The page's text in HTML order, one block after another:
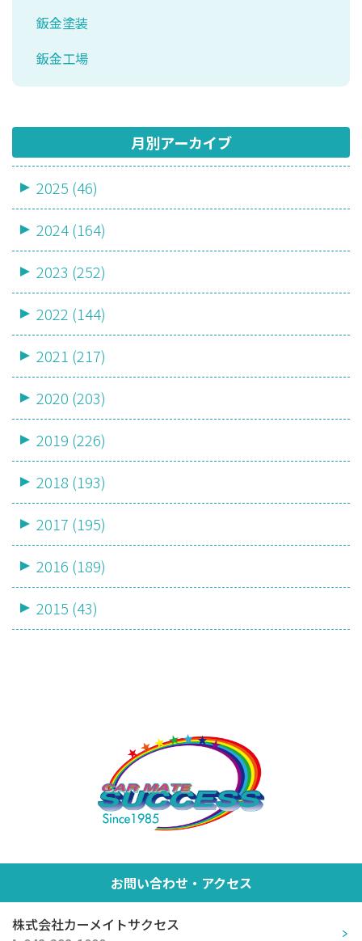
鈑金塗装
鈑金工場
月別アーカイブ
2025 (46)
2024 (164)
2023 (252)
2022 (144)
2021 (217)
2020 (203)
2019 (226)
2018 (193)
2017 (195)
2016 (189)
2015 (43)
お問い合わせ・アクセス
株式会社カーメイトサクセス